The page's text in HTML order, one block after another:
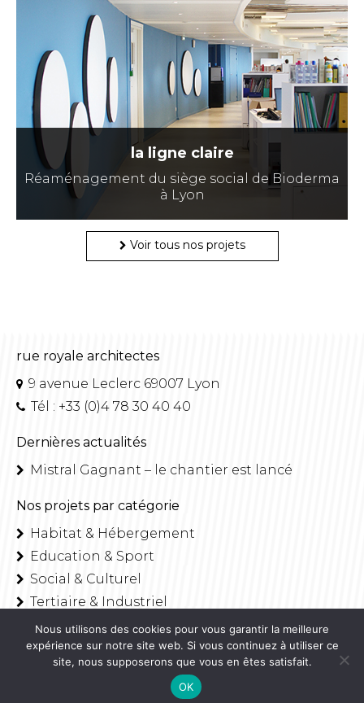
la ligne claire
Réaménagement du siège social de Bioderma
à Lyon
Voir tous nos projets
rue royale architectes
9 avenue Leclerc 69007 Lyon
Tél : +33 (0)4 78 30 40 40
Dernières actualités
Mistral Gagnant – le chantier est lancé
Nos projets par catégorie
Habitat & Hébergement
Education & Sport
Social & Culturel
Tertiaire & Industriel
Intérieurs & Design
© rue royale architectes - 2018 • Tous droits réservés •
légales
Nous utilisons des cookies pour vous garantir la meilleure
expérience sur notre site web. Si vous continuez à utiliser ce
site, nous supposerons que vous en êtes satisfait.
OK